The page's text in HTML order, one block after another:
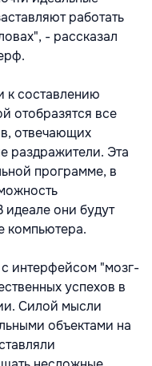
работать
- рассказал
к составлению
отобразятся все
отвечающих
раздражители. Эта
программе, в
они будут
компьютера.
интерфейсом "мозг-
успехов в
Силой мысли
объектами на